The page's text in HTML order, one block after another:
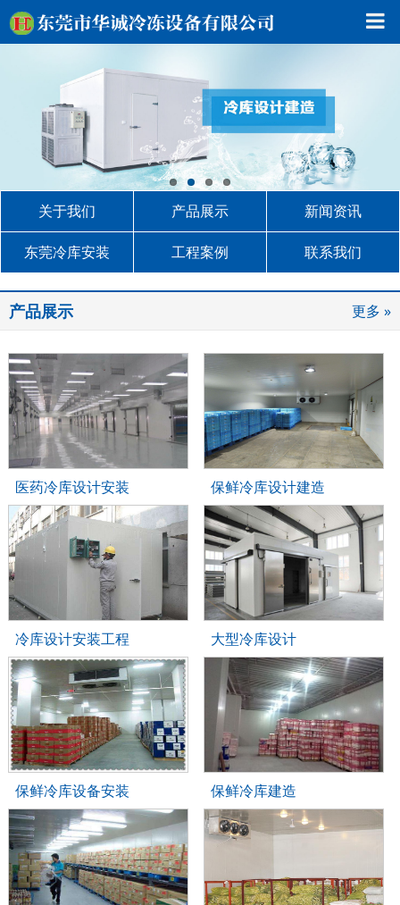
关于我们 产品展示 新闻资讯
东莞冷库安装 工程案例 联系我们
产品展示 更多 »
医药冷库设计安装 保鲜冷库设计建造
冷库设计安装工程 大型冷库设计
保鲜冷库设备安装 保鲜冷库建造